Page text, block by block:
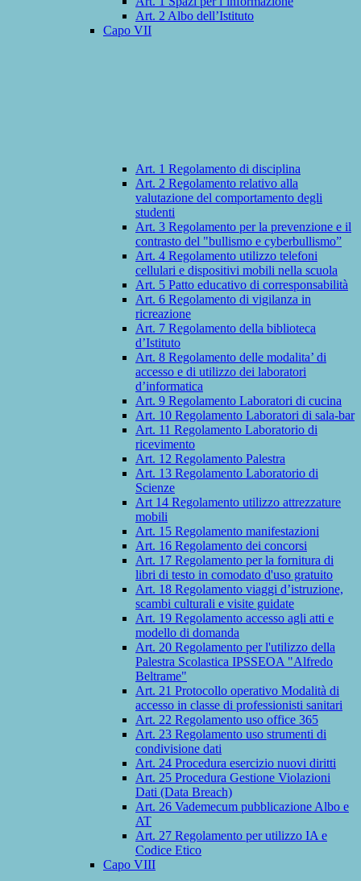
Art. 2 Albo dell’Istituto
Capo VII
Art. 1 Regolamento di disciplina
Art. 2 Regolamento relativo alla
valutazione del comportamento degli
studenti
Art. 3 Regolamento per la prevenzione e il
contrasto del "bullismo e cyberbullismo”
Art. 4 Regolamento utilizzo telefoni
cellulari e dispositivi mobili nella scuola
Art. 5 Patto educativo di corresponsabilità
Art. 6 Regolamento di vigilanza in
ricreazione
Art. 7 Regolamento della biblioteca
d’Istituto
Art. 8 Regolamento delle modalita’ di
accesso e di utilizzo dei laboratori
d’informatica
Art. 9 Regolamento Laboratori di cucina
Art. 10 Regolamento Laboratori di sala-bar
Art. 11 Regolamento Laboratorio di
ricevimento
Art. 12 Regolamento Palestra
Art. 13 Regolamento Laboratorio di
Scienze
Art 14 Regolamento utilizzo attrezzature
mobili
Art. 15 Regolamento manifestazioni
Art. 16 Regolamento dei concorsi
Art. 17 Regolamento per la fornitura di
libri di testo in comodato d'uso gratuito
Art. 18 Regolamento viaggi d’istruzione,
scambi culturali e visite guidate
Art. 19 Regolamento accesso agli atti e
modello di domanda
Art. 20 Regolamento per l'utilizzo della
Palestra Scolastica IPSSEOA "Alfredo
Beltrame"
Art. 21 Protocollo operativo Modalità di
accesso in classe di professionisti sanitari
Art. 22 Regolamento uso office 365
Art. 23 Regolamento uso strumenti di
condivisione dati
Art. 24 Procedura esercizio nuovi diritti
Art. 25 Procedura Gestione Violazioni
Dati (Data Breach)
Art. 26 Vademecum pubblicazione Albo e
AT
Art. 27 Regolamento per utilizzo IA e
Codice Etico
Capo VIII